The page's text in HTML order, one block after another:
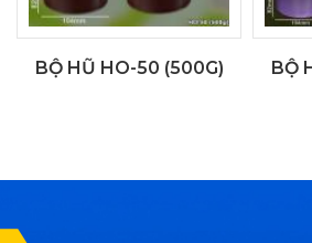
BỘ HŨ HO-50 (500G) BỘ